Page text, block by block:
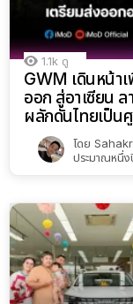
1.1k ดู
GWM เดินหน้า
ออก สู่อาเซียน
ผลักดันไทยเป็น
โดย
ประมาณหนึ่